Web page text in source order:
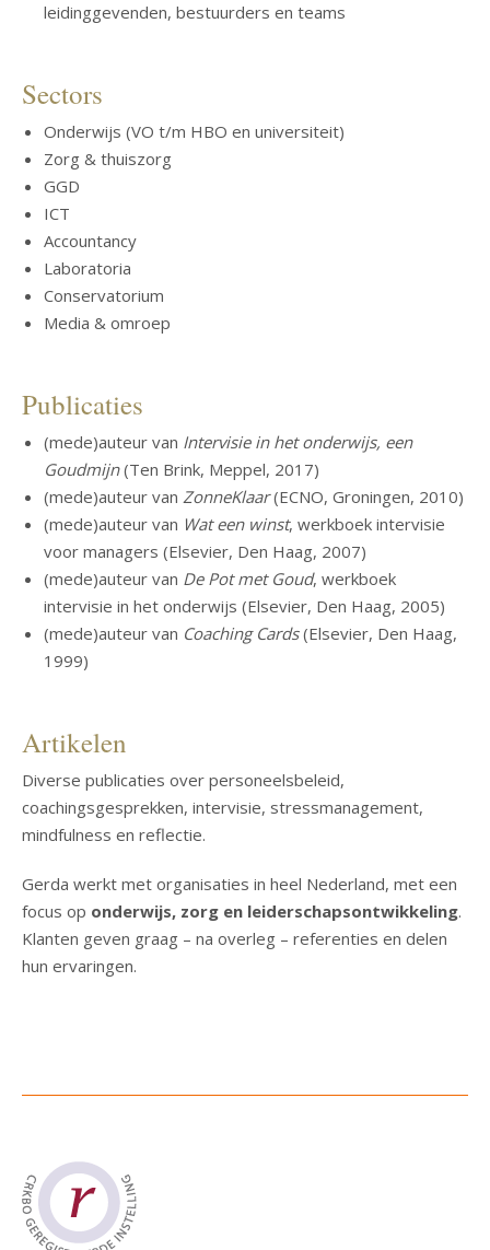
leidinggevenden, bestuurders en teams
Sectors
Onderwijs (VO t/m HBO en universiteit)
Zorg & thuiszorg
GGD
ICT
Accountancy
Laboratoria
Conservatorium
Media & omroep
Publicaties
(mede)auteur van Intervisie in het onderwijs, een
Goudmijn(Ten Brink, Meppel, 2017)
(mede)auteur van ZonneKlaar(ECNO, Groningen, 2010)
(mede)auteur van Wat een winst, werkboek intervisie
voor managers (Elsevier, Den Haag, 2007)
(mede)auteur van De Pot met Goud, werkboek
intervisie in het onderwijs (Elsevier, Den Haag, 2005)
(mede)auteur van Coaching Cards(Elsevier, Den Haag,
1999)
Artikelen
Diverse publicaties over personeelsbeleid,
coachingsgesprekken, intervisie, stressmanagement,
mindfulness en reflectie.
Gerda werkt met organisaties in heel Nederland, met een
focus op onderwijs, zorg en leiderschapsontwikkeling.
Klanten geven graag – na overleg – referenties en delen
hun ervaringen.